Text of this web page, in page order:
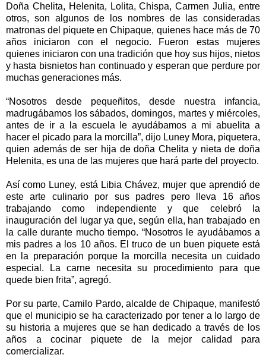
Doña Chelita, Helenita, Lolita, Chispa, Carmen Julia, entre
otros, son algunos de los nombres de las consideradas
matronas del piquete en Chipaque, quienes hace más de 70
años iniciaron con el negocio. Fueron estas mujeres
quienes iniciaron con una tradición que hoy sus hijos, nietos
y hasta bisnietos han continuado y esperan que perdure por
muchas generaciones más.
“Nosotros desde pequeñitos, desde nuestra infancia,
madrugábamos los sábados, domingos, martes y miércoles,
antes de ir a la escuela le ayudábamos a mi abuelita a
hacer el picado para la morcilla”, dijo Luney Mora, piquetera,
quien además de ser hija de doña Chelita y nieta de doña
Helenita, es una de las mujeres que hará parte del proyecto.
Así como Luney, está Libia Chávez, mujer que aprendió de
este arte culinario por sus padres pero lleva 16 años
trabajando como independiente y que celebró la
inauguración del lugar ya que, según ella, han trabajado en
la calle durante mucho tiempo. “Nosotros le ayudábamos a
mis padres a los 10 años. El truco de un buen piquete está
en la preparación porque la morcilla necesita un cuidado
especial. La carne necesita su procedimiento para que
quede bien frita”, agregó.
Por su parte, Camilo Pardo, alcalde de Chipaque, manifestó
que el municipio se ha caracterizado por tener a lo largo de
su historia a mujeres que se han dedicado a través de los
años a cocinar piquete de la mejor calidad para
comercializar.